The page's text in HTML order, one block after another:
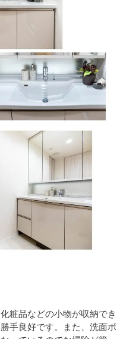
粧品などの小物が収納でき
手良好です。また、洗面ボ